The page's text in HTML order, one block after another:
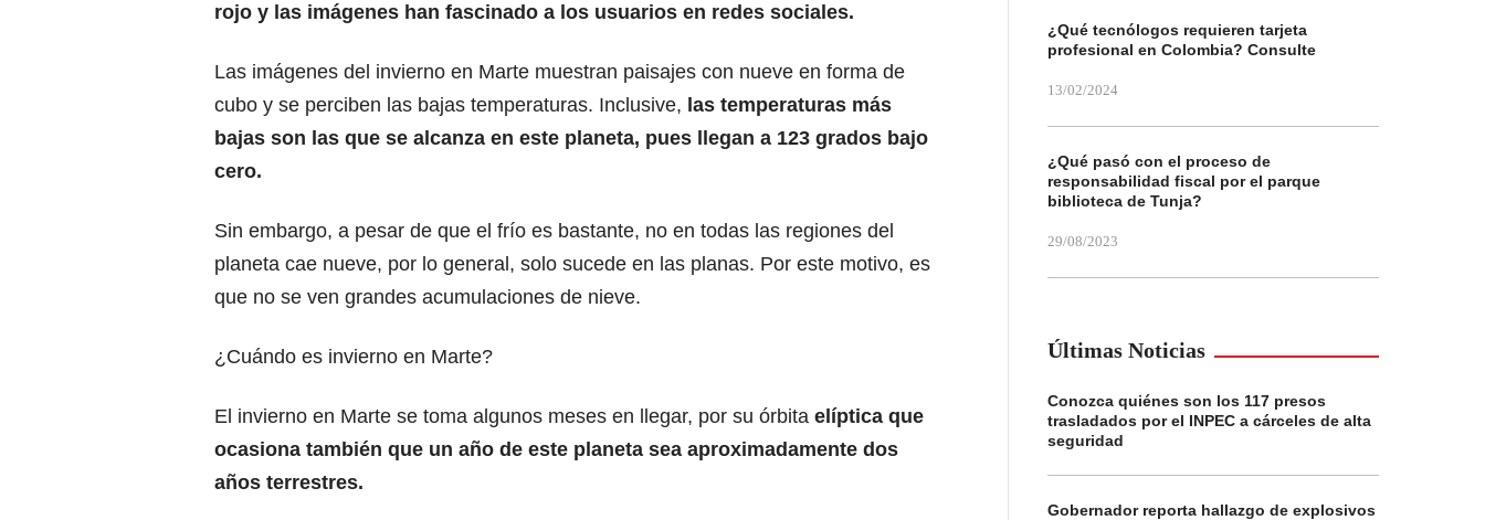
rojo y las imágenes han fascinado a los usuarios en redes sociales.
Las imágenes del invierno en Marte muestran paisajes con nueve en forma de
cubo y se perciben las bajas temperaturas. Inclusive, las temperaturas más
bajas son las que se alcanza en este planeta, pues llegan a 123 grados bajo
cero.
Sin embargo, a pesar de que el frío es bastante, no en todas las regiones del
planeta cae nueve, por lo general, solo sucede en las planas. Por este motivo, es
que no se ven grandes acumulaciones de nieve.
¿Cuándo es invierno en Marte?
El invierno en Marte se toma algunos meses en llegar, por su órbita elíptica que
ocasiona también que un año de este planeta sea aproximadamente dos
años terrestres.
¿Qué tecnólogos requieren tarjeta
profesional en Colombia? Consulte
13/02/2024
¿Qué pasó con el proceso de
responsabilidad fiscal por el parque
biblioteca de Tunja?
29/08/2023
Últimas Noticias
Conozca quiénes son los 117 presos
trasladados por el INPEC a cárceles de alta
seguridad
Gobernador reporta hallazgo de explosivos